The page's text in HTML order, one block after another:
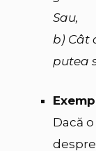
Sau,
b) Cât
putea
Dacă